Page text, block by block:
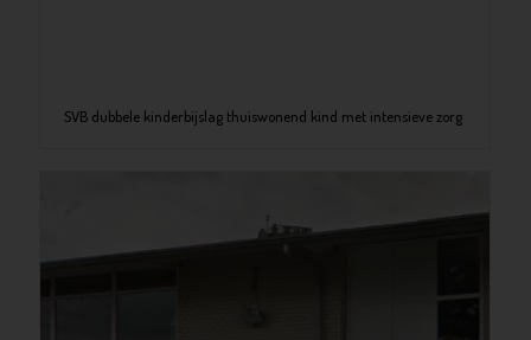
SVB dubbele kinderbijslag thuiswonend kind met intensieve zorg